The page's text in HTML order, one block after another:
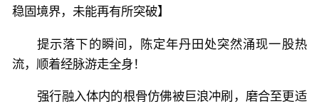
稳固境界，未能再有所突破】
提示落下的瞬间，陈定年丹田处突然涌现一股热
流，顺着经脉游走全身！
强行融入体内的根骨仿佛被巨浪冲刷，磨合至更适